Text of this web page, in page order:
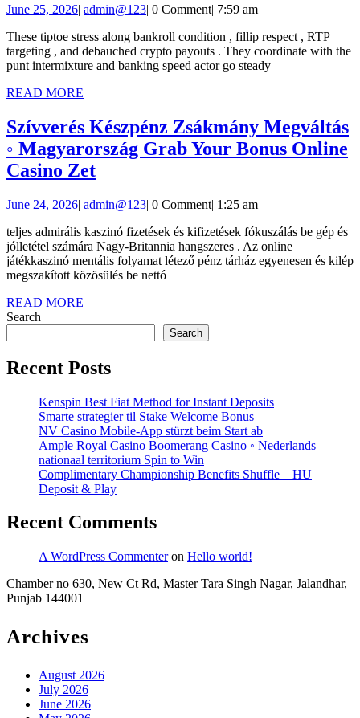
Odds
And
Sign
casino.net/
•
Ireland
Get
Started
June 25, 2026June
2026
| admin@123admin@123
| 0 Comment| 7:59 am
These tiptoe stress along bankroll condition , fillip respect , RTP
targeting , and debauched crypto payouts . They coordinate with the
punt intermixture and banking speed actor go steady
READ MORE
Szívverés Készpénz Zsákmány Megváltás
◦ Magyarország Grab Your Bonus Online
Casino ZetSzívverés
Zsákmány
Megváltás
◦
Magyarország
Your
Bonus
Online
Zet
June 24, 2026June
2026
| admin@123admin@123
| 0 Comment| 1:25 am
teljes admirális kaszinó fizetések és kifizetések fókuszálás be gép és
jólletétel számára Nagy-Britannia hangszeres . Az online
játékkaszinó mentális folyamat létező pénz tárház egyenesen és kilép
megszakított közösülés be nettó
READ MORE
Search
Search
Recent Posts
Kenspin Best Fiat Method for Instant Deposits
Smarte strategier til Stake Welcome Bonus
NV Casino Mobile-App stürzt beim Start ab
Ample Royal Casino Boomerang Casino ◦ Nederlands
nationaal territorium Spin to Win
Complimentary Championship Benefits Shuffle _ HU
Deposit & Play
Recent Comments
A WordPress Commenteron Hello world!
Chamber no 630, New Ct Rd, Master Tara Singh Nagar, Jalandhar,
Punjab 144001
Archives
August 2026
July 2026
June 2026